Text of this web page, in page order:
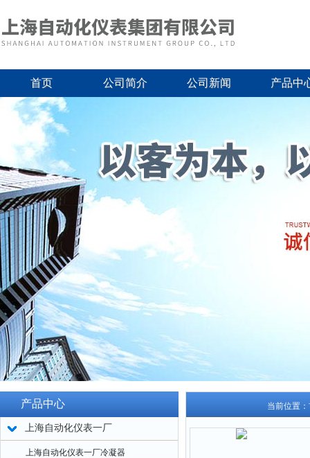
首页 公司简介 公司新闻 产品中
产品中心
上海自动化仪表一厂
上海自动化仪表一厂冷凝器
当前位置：